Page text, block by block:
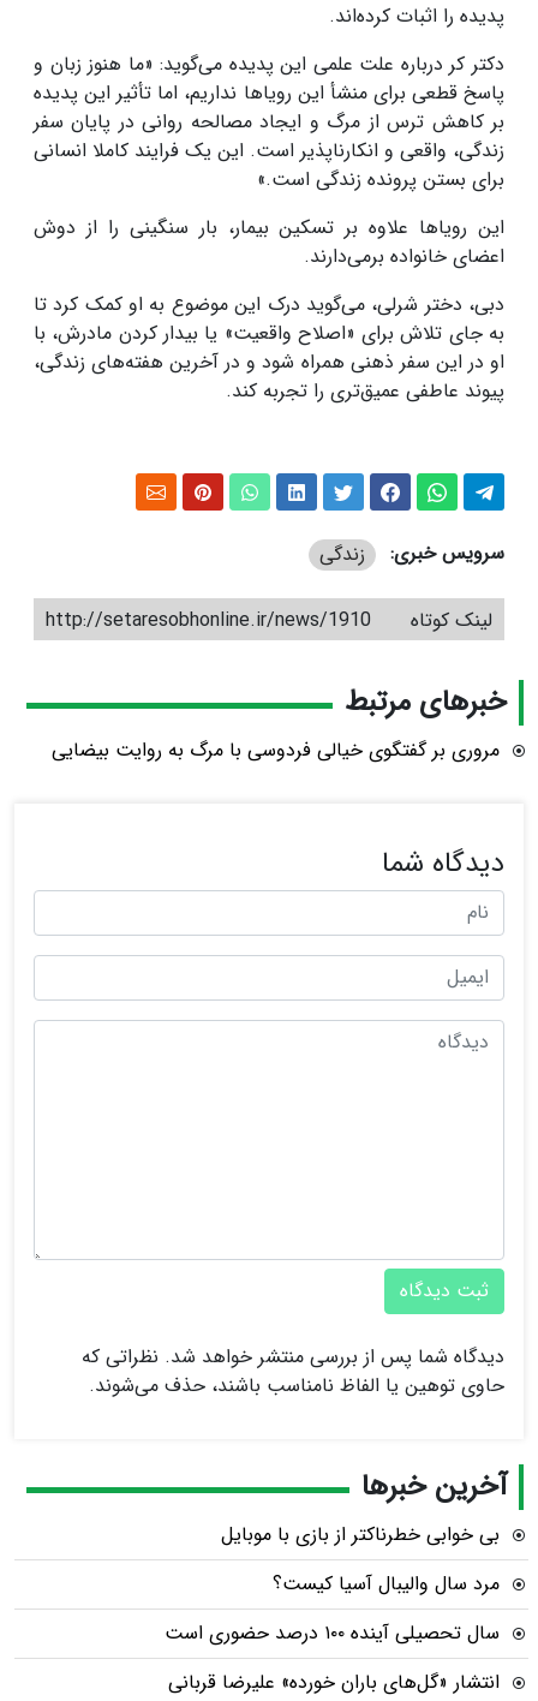
پدیده را اثبات کرده‌اند.
دکتر کر درباره علت علمی این پدیده می‌گوید: «ما هنوز زبان و
پاسخ قطعی برای منشأ این رویاها نداریم، اما تأثیر این پدیده
بر کاهش ترس از مرگ و ایجاد مصالحه روانی در پایان سفر
زندگی، واقعی و انکارناپذیر است. این یک فرایند کاملا انسانی
برای بستن پرونده زندگی است.»
این رویاها علاوه بر تسکین بیمار، بار سنگینی را از دوش
اعضای خانواده برمی‌دارند.
دبی، دختر شرلی، می‌گوید درک این موضوع به او کمک کرد تا
به جای تلاش برای «اصلاح واقعیت» یا بیدار کردن مادرش، با
او در این سفر ذهنی همراه شود و در آخرین هفته‌های زندگی،
پیوند عاطفی عمیق‌تری را تجربه کند.
سرویس خبری: زندگی
لینک کوتاه http://setaresobhonline.ir/news/1910
خبرهای مرتبط
مروری بر گفتگوی خیالی فردوسی با مرگ به روایت بیضایی
دیدگاه شما
ثبت دیدگاه
دیدگاه شما پس از بررسی منتشر خواهد شد. نظراتی که
حاوی توهین یا الفاظ نامناسب باشند، حذف می‌شوند.
آخرین خبرها
بی خوابی خطرناکتر از بازی با موبایل
مرد سال والیبال آسیا کیست؟
سال تحصیلی آینده ۱۰۰ درصد حضوری است
انتشار «گل‌های باران خورده» علیرضا قربانی